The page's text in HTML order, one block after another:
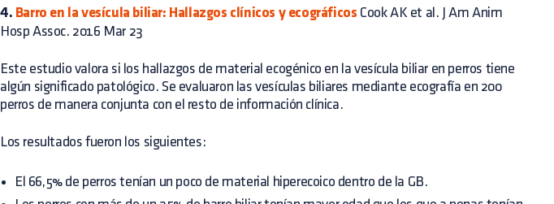
4. Barro en la vesícula biliar: Hallazgos clínicos y ecográficos Cook AK et al. J Am Anim
Hosp Assoc. 2016 Mar 23
Este estudio valora si los hallazgos de material ecogénico en la vesícula biliar en perros tiene
algún significado patológico. Se evaluaron las vesículas biliares mediante ecografía en 200
perros de manera conjunta con el resto de información clínica.
Los resultados fueron los siguientes:
El 66,5% de perros tenían un poco de material hiperecoico dentro de la GB.